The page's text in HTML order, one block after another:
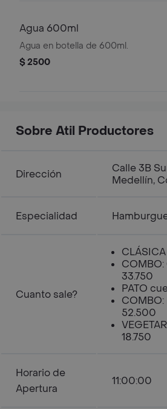
Agua 600ml
Agua en botella de 600ml.
$ 2500
Sobre Atil Productores
Dirección
Calle 3B
Medellín,
Especialidad
Cuanto sale?
33.750
PATO
COMBO:
52.500
18.750
Horario de
Apertura
11:00:00